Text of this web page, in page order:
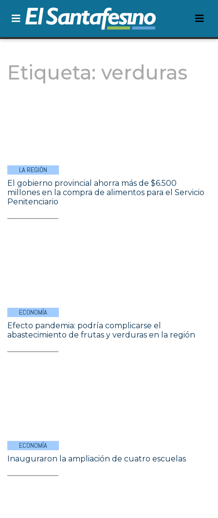
Etiqueta: verduras
LA REGIÓN
El gobierno provincial ahorra más de $6.500
millones en la compra de alimentos para el Servicio
Penitenciario
ECONOMÍA
Efecto pandemia: podría complicarse el
abastecimiento de frutas y verduras en la región
ECONOMÍA
Inauguraron la ampliación de cuatro escuelas